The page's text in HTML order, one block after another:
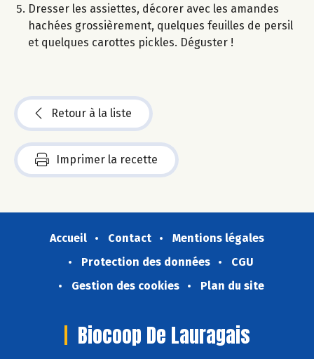
Dresser les assiettes, décorer avec les amandes
hachées grossièrement, quelques feuilles de persil
et quelques carottes pickles. Déguster !
Retour à la liste
Imprimer la recette
Accueil Contact
Mentions légales
Protection des données
CGU
Gestion des cookies
Plan du site
Biocoop De Lauragais